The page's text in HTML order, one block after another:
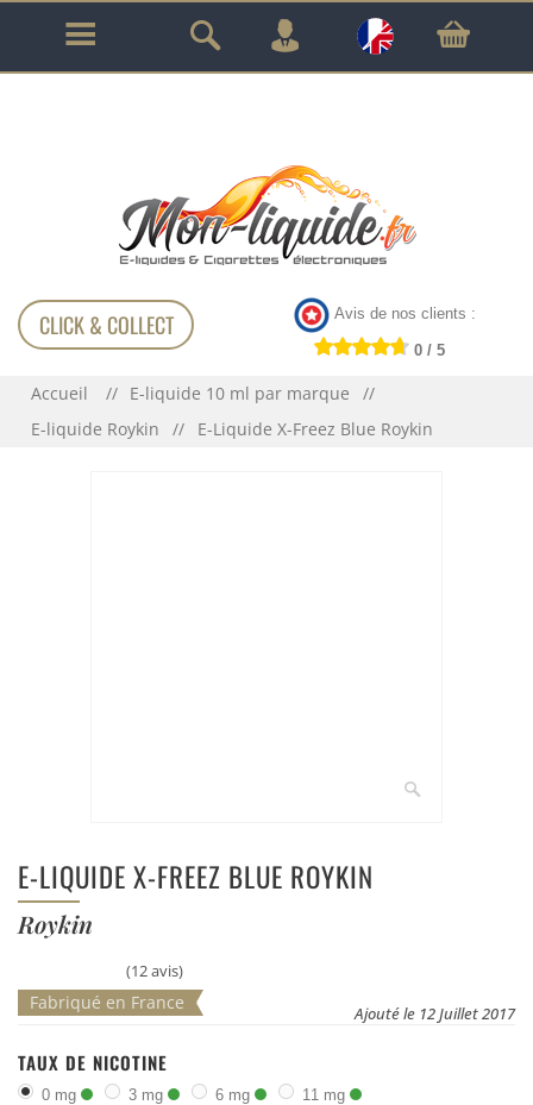
GARANTIE À VIE SUR TOUT LE MATÉRIEL
!!!
CLICK & COLLECT Avis de nos clients :
0 / 5
Accueil
E-liquide 10 ml par marque
E-liquide Roykin
E-Liquide X-Freez Blue Roykin
E-LIQUIDE X-FREEZ BLUE ROYKIN
Roykin
(12 avis)
Ajouté le 12 Juillet 2017
TAUX DE NICOTINE
0 mg 3 mg 6 mg 11 mg
Fabriqué en France